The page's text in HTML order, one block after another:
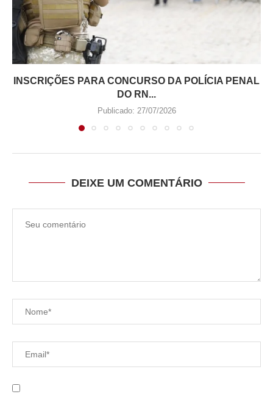
INSCRIÇÕES PARA CONCURSO DA POLÍCIA PENAL
DO RN...
Publicado: 27/07/2026
DEIXE UM COMENTÁRIO